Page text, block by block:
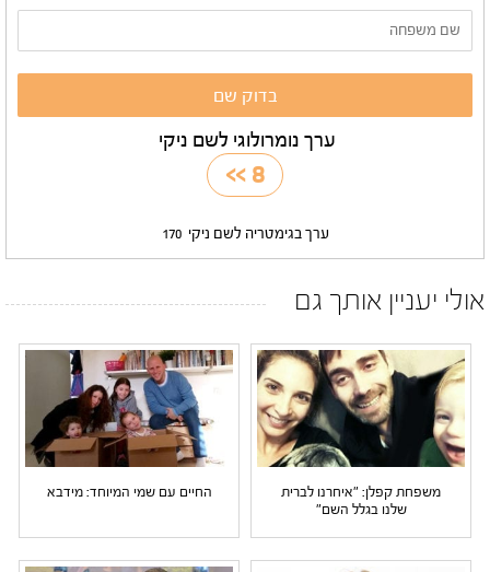
ערך נומרולוגי לשם ניקי
8
>>
ערך בגימטריה לשם ניקי 170
אולי יעניין אותך גם
משפחת קפלן: "איחרנו לברית
שלנו בגלל השם"
החיים עם שמי המיוחד: מידבא